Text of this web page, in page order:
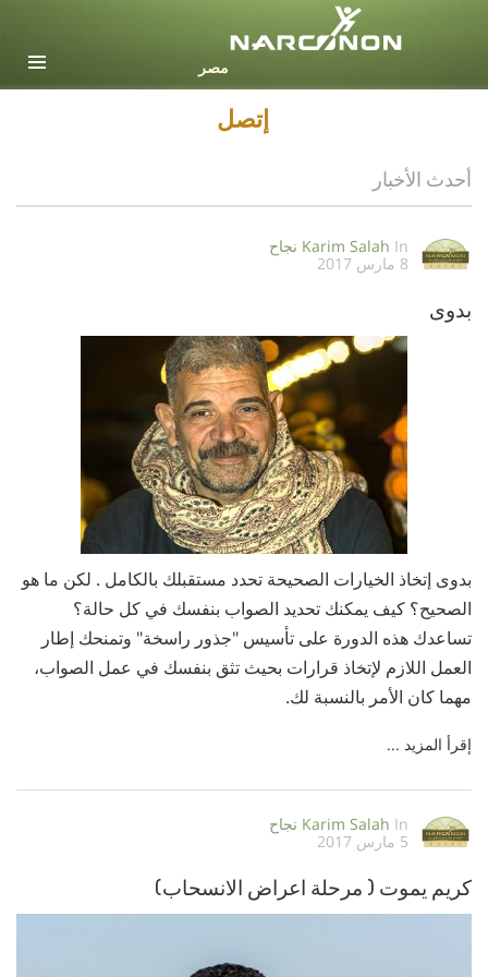
جميع المناطق / اللغات
إتصل
أحدث الأخبار
Karim Salah In
نجاح
8 مارس 2017
بدوى
بدوى إتخاذ الخيارات الصحيحة تحدد مستقبلك بالكامل . لكن ما هو
الصحيح؟ كيف يمكنك تحديد الصواب بنفسك في كل حالة؟
تساعدك هذه الدورة على تأسيس "جذور راسخة" وتمنحك إطار
العمل اللازم لإتخاذ قرارات بحيث تثق بنفسك في عمل الصواب،
مهما كان الأمر بالنسبة لك.
إقرأ المزيد ...
Karim Salah In
نجاح
5 مارس 2017
كريم يموت ( مرحلة اعراض الانسحاب)